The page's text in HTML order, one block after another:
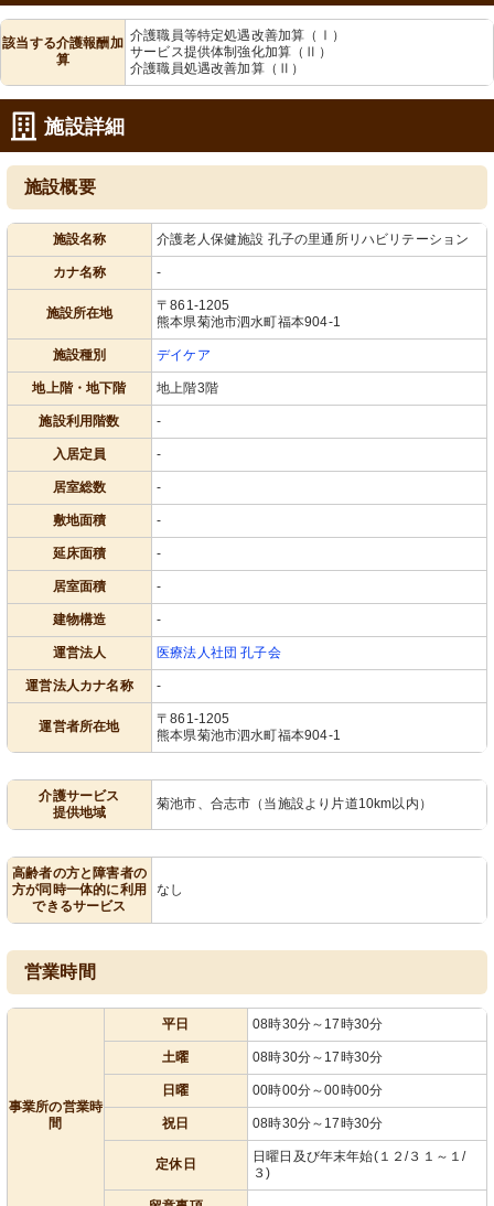
該当する介護報酬加
算
介護職員等特定処遇改善加算（Ⅰ）
サービス提供体制強化加算（Ⅱ）
介護職員処遇改善加算（Ⅱ）
施設詳細
施設概要
施設名称 介護老人保健施設 孔子の里通所リハビリテーション
カナ名称 -
施設所在地
〒861-1205
熊本県菊池市泗水町福本904-1
施設種別 デイケア
地上階・地下階 地上階3階
施設利用階数 -
入居定員 -
居室総数 -
敷地面積 -
延床面積 -
居室面積 -
建物構造 -
運営法人 医療法人社団 孔子会
運営法人カナ名称 -
運営者所在地
〒861-1205
熊本県菊池市泗水町福本904-1
介護サービス
提供地域
菊池市、合志市（当施設より片道10km以内）
高齢者の方と障害者の
方が同時一体的に利用
できるサービス
なし
営業時間
事業所の営業時
間
平日 08時30分～17時30分
土曜 08時30分～17時30分
日曜 00時00分～00時00分
祝日 08時30分～17時30分
定休日
日曜日及び年末年始(１２/３１～１/
３)